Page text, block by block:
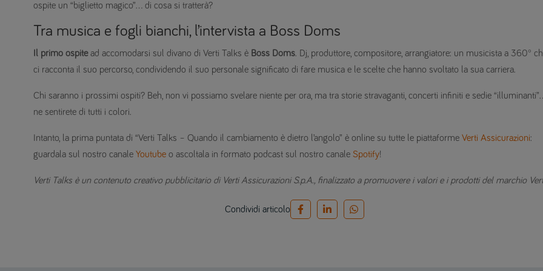
ospite un “biglietto magico”… di cosa si tratterà?
Tra musica e fogli bianchi, l’intervista a Boss Doms
Il primo ospitead accomodarsi sul divano di Verti Talks è Boss Doms. Dj, produttore, compositore, arrangiatore: un musicista a 360°
ci racconta il suo percorso, condividendo il suo personale significato di fare musica e le scelte che hanno svoltato la sua carriera.
Chi saranno i prossimi ospiti? Beh, non vi possiamo svelare niente per ora, ma tra storie stravaganti, concerti infiniti e sedie “illuminanti”…
ne sentirete di tutti i colori.
Intanto, la prima puntata di “Verti Talks – Quando il cambiamento è dietro l’angolo” è online su tutte le piattaforme Verti Assicurazioni:
guardala sul nostro canale Youtubeo ascoltala in formato podcast sul nostro canale Spotify!
Verti Talks è un contenuto creativo pubblicitario di Verti Assicurazioni S.p.A., finalizzato a promuovere i valori e i prodotti del marchio
Condividi articolo